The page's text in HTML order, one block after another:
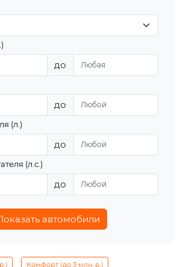
до
до
(л.)
до
(л.с.)
до
автомобили
Комфорт (до 3 млн. р.)